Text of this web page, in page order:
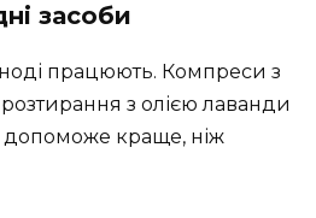
засоби
працюють. Компреси з
з олією лаванди
допоможе краще, ніж